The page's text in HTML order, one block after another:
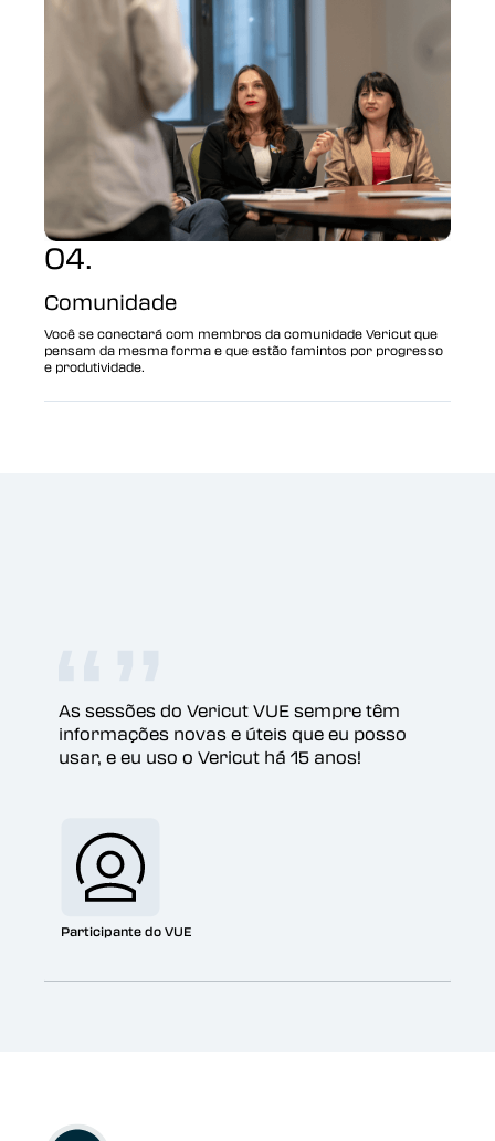
04.
Comunidade
Você se conectará com membros da comunidade Vericut que
pensam da mesma forma e que estão famintos por progresso
e produtividade.
As sessões do Vericut VUE sempre têm
informações novas e úteis que eu posso
usar, e eu uso o Vericut há 15 anos!
Participante do VUE